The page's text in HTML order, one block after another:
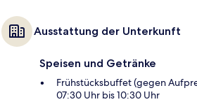
Ausstattung der Unterkunft
Speisen und Getränke
Frühstücksbuffet (gegen
07:30 Uhr bis 10:30 Uhr